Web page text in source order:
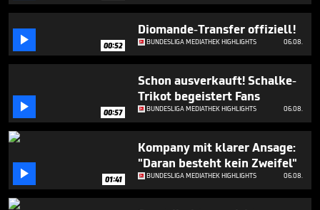
 00:52
Diomande-Transfer offiziell!
BUNDESLIGA MEDIATHEK HIGHLIGHTS 06.08.
 00:57
Schon ausverkauft! Schalke-
Trikot begeistert Fans
BUNDESLIGA MEDIATHEK HIGHLIGHTS 06.08.
 01:41
Kompany mit klarer Ansage:
"Daran besteht kein Zweifel"
BUNDESLIGA MEDIATHEK HIGHLIGHTS 06.08.